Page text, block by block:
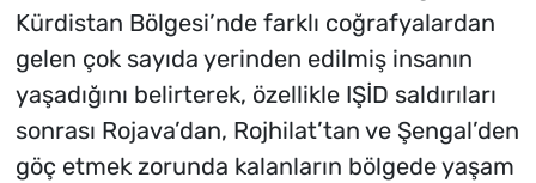
Kürdistan Bölgesi’nde farklı coğrafyalardan
gelen çok sayıda yerinden edilmiş insanın
yaşadığını belirterek, özellikle IŞİD saldırıları
sonrası Rojava’dan, Rojhilat’tan ve Şengal’den
göç etmek zorunda kalanların bölgede yaşam